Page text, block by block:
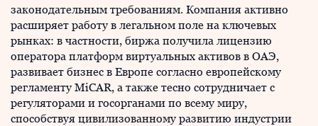
законодательным требованиям. Компания активно
расширяет работу в легальном поле на ключевых
рынках: в частности, биржа получила лицензию
оператора платформ виртуальных активов в ОАЭ,
развивает бизнес в Европе согласно европейскому
регламенту MiCAR, а также тесно сотрудничает с
регуляторами и госорганами по всему миру,
способствуя цивилизованному развитию индустрии